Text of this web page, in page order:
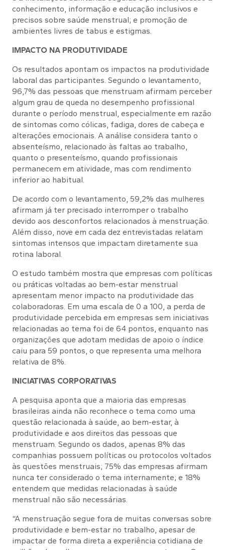
conhecimento, informação e educação inclusivos e
precisos sobre saúde menstrual; e promoção de
ambientes livres de tabus e estigmas.
IMPACTO NA PRODUTIVIDADE
Os resultados apontam os impactos na produtividade
laboral das participantes. Segundo o levantamento,
96,7% das pessoas que menstruam afirmam perceber
algum grau de queda no desempenho profissional
durante o período menstrual, especialmente em razão
de sintomas como cólicas, fadiga, dores de cabeça e
alterações emocionais. A análise considera tanto o
absenteísmo, relacionado às faltas ao trabalho,
quanto o presenteísmo, quando profissionais
permanecem em atividade, mas com rendimento
inferior ao habitual.
De acordo com o levantamento, 59,2% das mulheres
afirmam já ter precisado interromper o trabalho
devido aos desconfortos relacionados à menstruação.
Além disso, nove em cada dez entrevistadas relatam
sintomas intensos que impactam diretamente sua
rotina laboral.
O estudo também mostra que empresas com políticas
ou práticas voltadas ao bem-estar menstrual
apresentam menor impacto na produtividade das
colaboradoras. Em uma escala de 0 a 100, a perda de
produtividade percebida em empresas sem iniciativas
relacionadas ao tema foi de 64 pontos, enquanto nas
organizações que adotam medidas de apoio o índice
caiu para 59 pontos, o que representa uma melhora
relativa de 8%.
INICIATIVAS CORPORATIVAS
A pesquisa aponta que a maioria das empresas
brasileiras ainda não reconhece o tema como uma
questão relacionada à saúde, ao bem-estar, à
produtividade e aos direitos das pessoas que
menstruam. Segundo os dados, apenas 8% das
companhias possuem políticas ou protocolos voltados
às questões menstruais; 75% das empresas afirmam
nunca ter considerado o tema internamente; e 18%
entendem que medidas relacionadas à saúde
menstrual não são necessárias.
“A menstruação segue fora de muitas conversas sobre
produtividade e bem-estar no trabalho, apesar de
impactar de forma direta a experiência cotidiana de